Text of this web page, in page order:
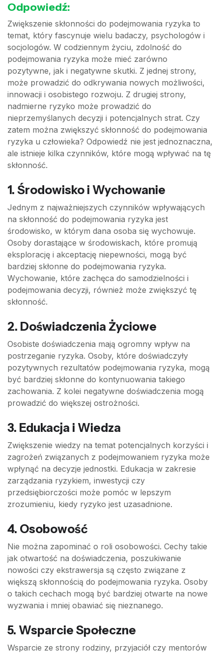
Odpowiedź:
Zwiększenie skłonności do podejmowania ryzyka to
temat, który fascynuje wielu badaczy, psychologów i
socjologów. W codziennym życiu, zdolność do
podejmowania ryzyka może mieć zarówno
pozytywne, jak i negatywne skutki. Z jednej strony,
może prowadzić do odkrywania nowych możliwości,
innowacji i osobistego rozwoju. Z drugiej strony,
nadmierne ryzyko może prowadzić do
nieprzemyślanych decyzji i potencjalnych strat. Czy
zatem można zwiększyć skłonność do podejmowania
ryzyka u człowieka? Odpowiedź nie jest jednoznaczna,
ale istnieje kilka czynników, które mogą wpływać na tę
skłonność.
1. Środowisko i Wychowanie
Jednym z najważniejszych czynników wpływających
na skłonność do podejmowania ryzyka jest
środowisko, w którym dana osoba się wychowuje.
Osoby dorastające w środowiskach, które promują
eksplorację i akceptację niepewności, mogą być
bardziej skłonne do podejmowania ryzyka.
Wychowanie, które zachęca do samodzielności i
podejmowania decyzji, również może zwiększyć tę
skłonność.
2. Doświadczenia Życiowe
Osobiste doświadczenia mają ogromny wpływ na
postrzeganie ryzyka. Osoby, które doświadczyły
pozytywnych rezultatów podejmowania ryzyka, mogą
być bardziej skłonne do kontynuowania takiego
zachowania. Z kolei negatywne doświadczenia mogą
prowadzić do większej ostrożności.
3. Edukacja i Wiedza
Zwiększenie wiedzy na temat potencjalnych korzyści i
zagrożeń związanych z podejmowaniem ryzyka może
wpłynąć na decyzje jednostki. Edukacja w zakresie
zarządzania ryzykiem, inwestycji czy
przedsiębiorczości może pomóc w lepszym
zrozumieniu, kiedy ryzyko jest uzasadnione.
4. Osobowość
Nie można zapominać o roli osobowości. Cechy takie
jak otwartość na doświadczenia, poszukiwanie
nowości czy ekstrawersja są często związane z
większą skłonnością do podejmowania ryzyka. Osoby
o takich cechach mogą być bardziej otwarte na nowe
wyzwania i mniej obawiać się nieznanego.
5. Wsparcie Społeczne
Wsparcie ze strony rodziny, przyjaciół czy mentorów